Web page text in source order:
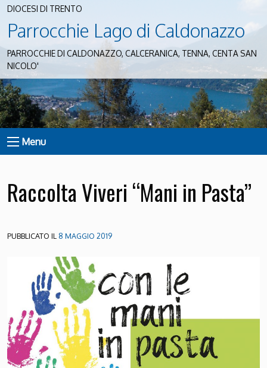
DIOCESI DI TRENTO
Parrocchie Lago di Caldonazzo
PARROCCHIE DI CALDONAZZO, CALCERANICA, TENNA, CENTA SAN
NICOLO'
Menu
Raccolta Viveri “Mani in Pasta”
PUBBLICATO IL 8 MAGGIO 2019